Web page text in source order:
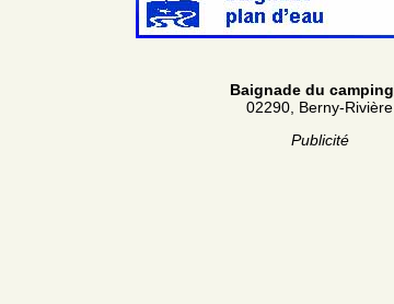
Baignade du camping
02290, Berny-Rivière
Publicité